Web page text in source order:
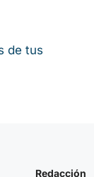
de tus
Redacción